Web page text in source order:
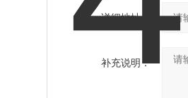
详细地址：
补充说明：